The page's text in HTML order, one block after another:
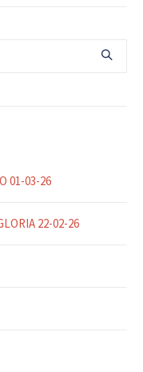
01-03-26
22-02-26